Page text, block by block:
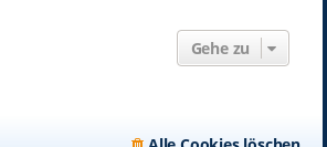
Gehe zu